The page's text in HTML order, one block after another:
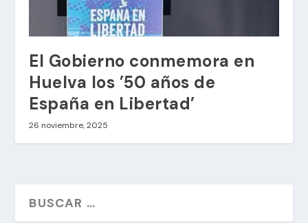
El Gobierno conmemora en
Huelva los ’50 años de
España en Libertad’
26 noviembre, 2025